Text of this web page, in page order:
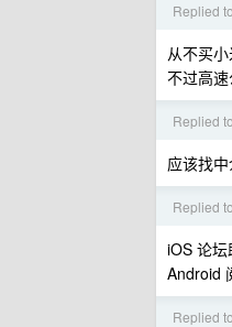
Replied
从不买
不过高
Replied
应该找
Replied
iOS 论坛
Android
Replied